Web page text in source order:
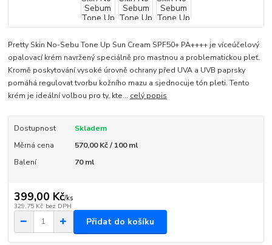
Pretty Skin No-Sebu Tone Up Sun Cream SPF50+ PA++++ je víceúčelový
opalovací krém navržený speciálně pro mastnou a problematickou pleť.
Kromě poskytování vysoké úrovně ochrany před UVA a UVB paprsky
pomáhá regulovat tvorbu kožního mazu a sjednocuje tón pleti. Tento
krém je ideální volbou pro ty, kte... celý popis
Dostupnost
Skladem
Měrná cena
570,00 Kč / 100 ml
Balení
70 ml
399,00 Kč/ks
329,75 Kč bez DPH
Přidat do košíku